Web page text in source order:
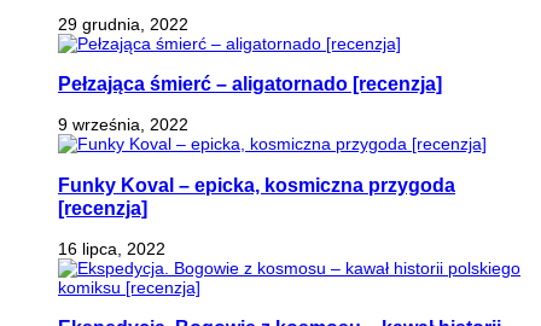
29 grudnia, 2022
Pełzająca śmierć – aligatornado [recenzja]
9 września, 2022
Funky Koval – epicka, kosmiczna przygoda
[recenzja]
16 lipca, 2022